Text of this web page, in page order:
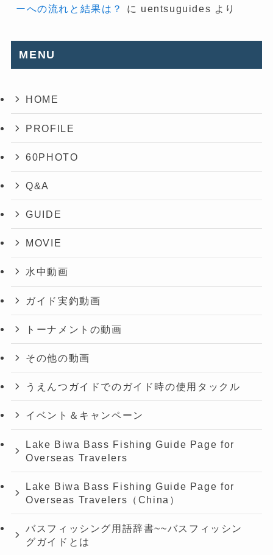
ーへの流れと結果は？
に uentsuguides より
MENU
HOME
PROFILE
60PHOTO
Q&A
GUIDE
MOVIE
水中動画
ガイド実釣動画
トーナメントの動画
その他の動画
うえんつガイドでのガイド時の使用タックル
イベント＆キャンペーン
Lake Biwa Bass Fishing Guide Page for
Overseas Travelers
Lake Biwa Bass Fishing Guide Page for
Overseas Travelers（China）
バスフィッシング用語辞書~~バスフィッシン
グガイドとは